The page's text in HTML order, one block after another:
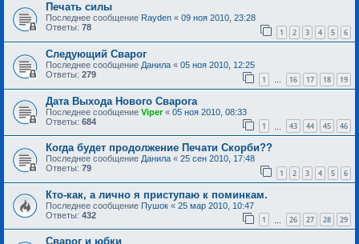
Печать силы
Последнее сообщение Rayden « 09 ноя 2010, 23:28
Ответы: 78 1 2 3 4 5 6
Следующий Сварог
Последнее сообщение Данила « 05 ноя 2010, 12:25
Ответы: 279 1 … 16 17 18 19
Дата Выхода Нового Сварога
Последнее сообщение Viper« 05 ноя 2010, 08:33
Ответы: 684 1 43 44 45 46
Когда будет продолжение Печати Скорби??
Последнее сообщение Данила « 25 сен 2010, 17:48
Ответы: 79 1 2 3 4 5 6
Кто-как, а лично я приступаю к поминкам.
Последнее сообщение Пушок « 25 мар 2010, 10:47
Ответы: 432 1 26 27 28 29
Сварог и юбки